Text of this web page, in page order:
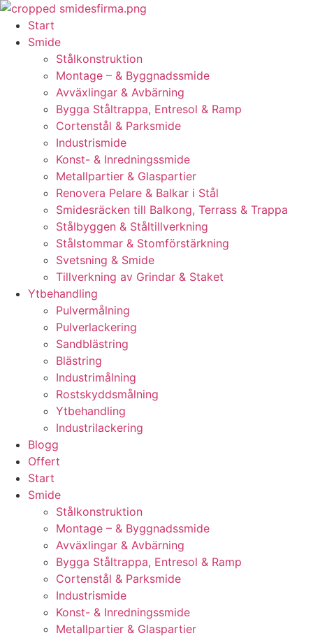
Skip
content
Start
Smide
Stålkonstruktion
Montage – & Byggnadssmide
Avväxlingar & Avbärning
Bygga Ståltrappa, Entresol & Ramp
Cortenstål & Parksmide
Industrismide
Konst- & Inredningssmide
Metallpartier & Glaspartier
Renovera Pelare & Balkar i Stål
Smidesräcken till Balkong, Terrass & Trappa
Stålbyggen & Ståltillverkning
Stålstommar & Stomförstärkning
Svetsning & Smide
Tillverkning av Grindar & Staket
Ytbehandling
Pulvermålning
Pulverlackering
Sandblästring
Blästring
Industrimålning
Rostskyddsmålning
Ytbehandling
Industrilackering
Blogg
Offert
Start
Smide
Stålkonstruktion
Montage – & Byggnadssmide
Avväxlingar & Avbärning
Bygga Ståltrappa, Entresol & Ramp
Cortenstål & Parksmide
Industrismide
Konst- & Inredningssmide
Metallpartier & Glaspartier